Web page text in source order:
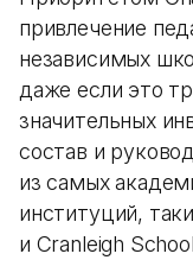
привлечение
независимых
даже если это
значительных
состав и
из самых
институций,
и Cranleigh